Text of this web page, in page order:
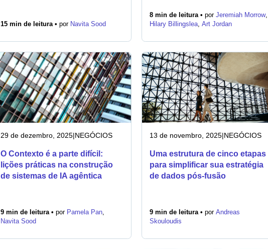
15 min de leitura • por Navita Sood
8 min de leitura • por Jeremiah Morrow,
Hilary Billingslea, Art Jordan
29 de dezembro, 2025|NEGÓCIOS
O Contexto é a parte difícil:
lições práticas na construção
de sistemas de IA agêntica
9 min de leitura • por Pamela Pan,
Navita Sood
13 de novembro, 2025|NEGÓCIOS
Uma estrutura de cinco etapas
para simplificar sua estratégia
de dados pós-fusão
9 min de leitura • por Andreas
Skouloudis